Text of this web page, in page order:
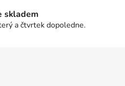
skladem
a čtvrtek dopoledne.